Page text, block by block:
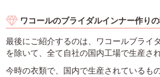
ワコールのブライダルインナー作り
最後にご紹介するのは、ワコールブライ
を除いて、全て自社の国内工場で生産さ
今時の衣類で、国内で生産されているも